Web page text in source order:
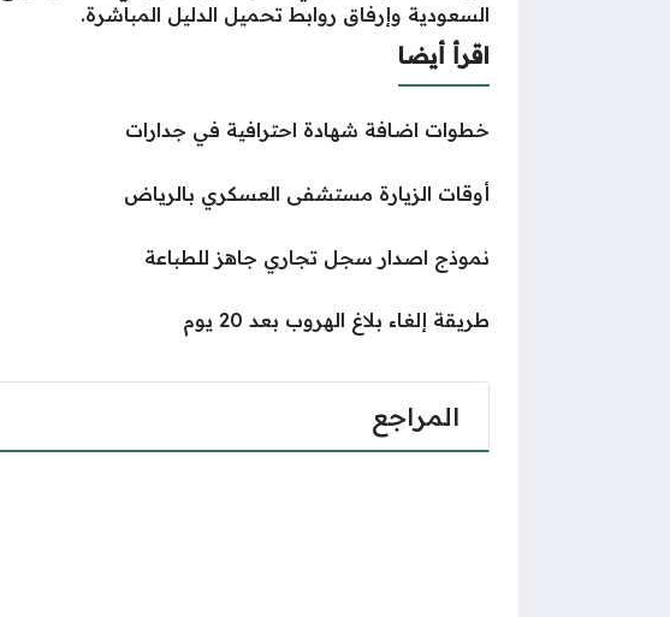
السعودية وإرفاق روابط تحميل الدليل المباشرة.
اقرأ أيضا
خطوات اضافة شهادة احترافية في جدارات
أوقات الزيارة مستشفى العسكري بالرياض
نموذج اصدار سجل تجاري جاهز للطباعة
طريقة إلغاء بلاغ الهروب بعد 20 يوم
المراجع